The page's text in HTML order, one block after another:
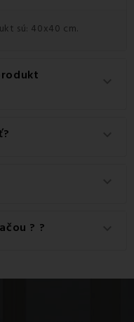
sú: 40x40 cm.
materiálu: 100%
odporúčame tento
? ?